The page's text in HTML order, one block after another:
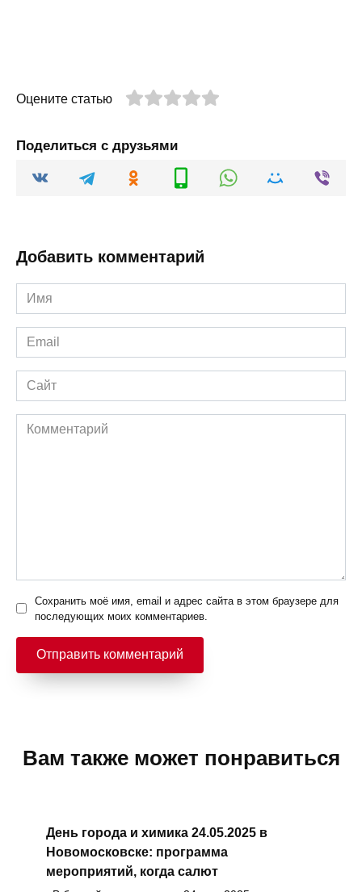
Оцените статью
Поделиться с друзьями
Добавить комментарий
Имя
*
Email
*
Сайт
Комментарий
Сохранить моё имя, email и адрес сайта в этом браузере для
последующих моих комментариев.
Вам также может понравиться
День города и химика 24.05.2025 в
Новомосковске: программа
мероприятий, когда салют